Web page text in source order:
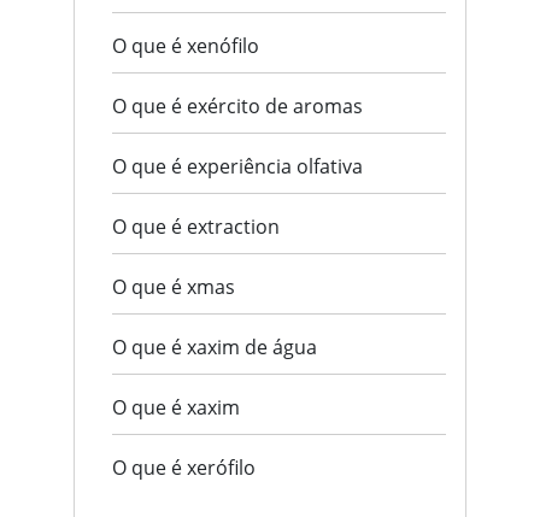
O que é xenófilo
O que é exército de aromas
O que é experiência olfativa
O que é extraction
O que é xmas
O que é xaxim de água
O que é xaxim
O que é xerófilo